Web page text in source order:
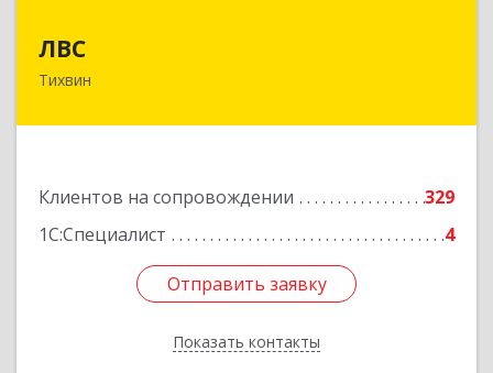
ЛВС
Тихвин
Клиентов на сопровождении
329
1С:Специалист
4
Отправить заявку
Показать контакты
187553, Ленинградская обл, Тихвинский р-н,
Подробнее
Отправить заявку
Назад